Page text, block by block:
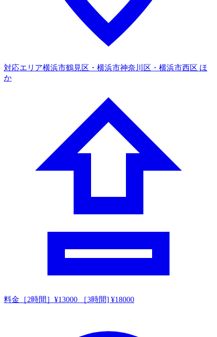
対応エリア横浜市鶴見区・横浜市神奈川区・横浜市西区 ほ
か
料金 ［2時間］¥13000 ［3時間] ¥18000